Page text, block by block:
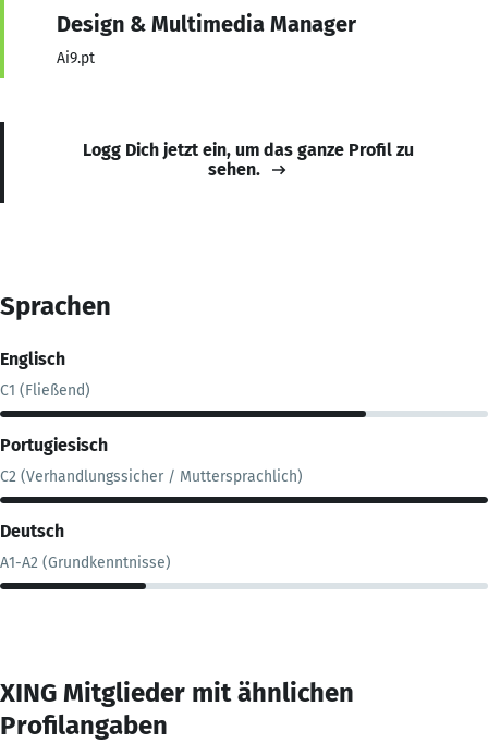
Design & Multimedia Manager
Ai9.pt
Logg Dich jetzt ein, um das ganze Profil zu
sehen.
Sprachen
Englisch
C1 (Fließend)
Portugiesisch
C2 (Verhandlungssicher / Muttersprachlich)
Deutsch
A1-A2 (Grundkenntnisse)
XING Mitglieder mit ähnlichen
Profilangaben